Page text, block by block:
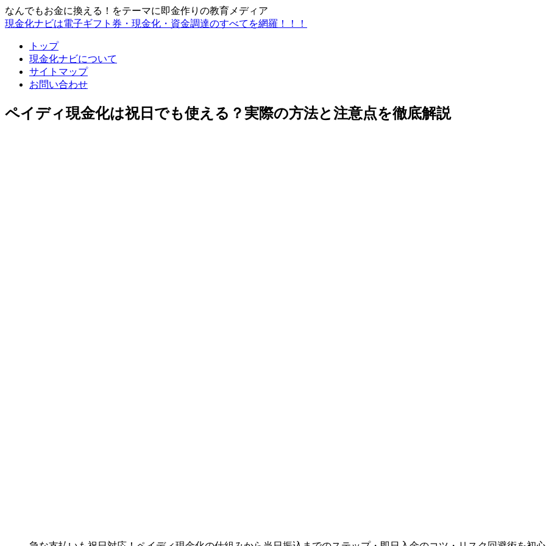
なんでもお金に換える！をテーマに即金作りの教育メディア
現金化ナビは電子ギフト券・現金化・資金調達のすべてを網羅！！！
トップ
現金化ナビについて
サイトマップ
お問い合わせ
ペイディ現金化は祝日でも使える？実際の方法と注意点を徹底解説